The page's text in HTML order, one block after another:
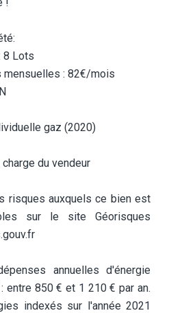
8 Lots
mensuelles : 82€/mois
gaz (2020)
du vendeur
risques auxquels ce bien est
sur le site Géorisques
annuelles d'énergie
entre 850 € et 1 210 € par an.
indexés sur l'année 2021